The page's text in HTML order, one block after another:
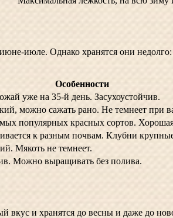
июле. Однако хранятся они недолго:
Особенности
уже на 35-й день. Засухоустойчив.
можно сажать рано. Не темнеет при
популярных красных сортов.
к разным почвам. Клубни
Мякоть не темнеет.
Можно выращивать без полива.
и хранятся до весны и даже до